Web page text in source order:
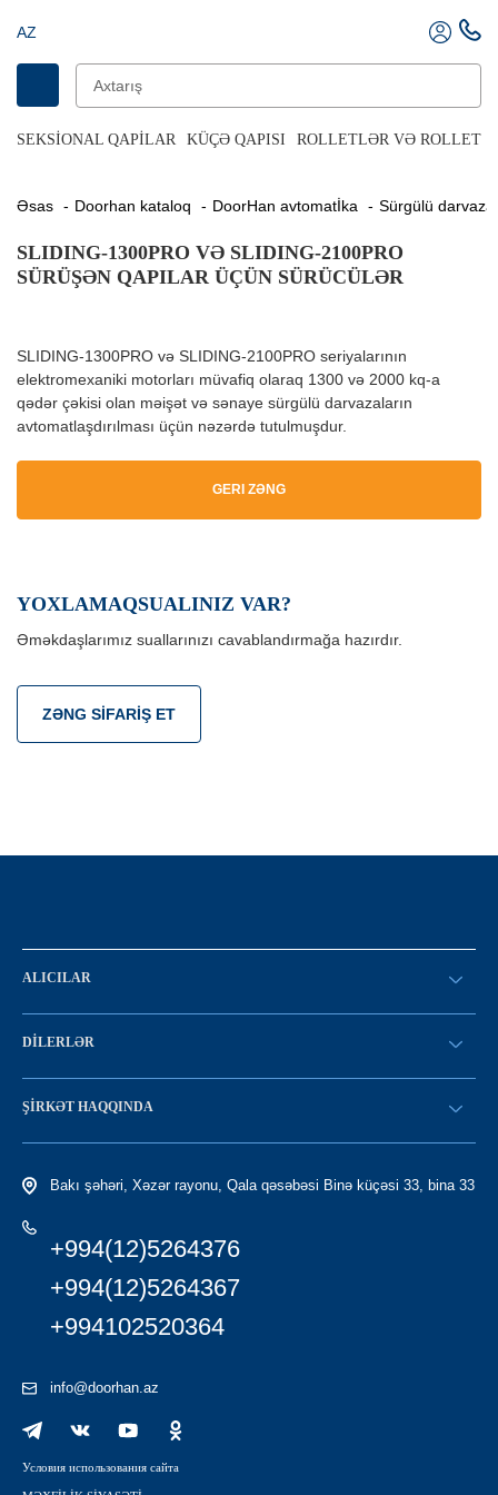
AZ
SEKSIONAL QAPILAR KÜÇƏ QAPISI ROLLETLƏR VƏ ROLLET
Əsas Doorhan kataloq DoorHan avtomatİka Sürgülü
SLIDING-1300PRO VƏ SLIDING-2100PRO
SÜRÜŞƏN QAPILAR ÜÇÜN SÜRÜCÜLƏR
SLIDING-1300PRO və SLIDING-2100PRO seriyalarının
elektromexaniki motorları müvafiq olaraq 1300 və 2000 kq-a
qədər çəkisi olan məişət və sənaye sürgülü darvazaların
avtomatlaşdırılması üçün nəzərdə tutulmuşdur.
GERI ZƏNG
YOXLAMAQSUALINIZ VAR?
Əməkdaşlarımız suallarınızı cavablandırmağa hazırdır.
ZƏNG SIFARIŞ ET
ALICILAR
SİFARİŞ VERİN
DILERLƏR
SATICI OLMAQ
LC-yə giriş
ŞIRKƏT HAQQINDA
Tariximiz
Bakı şəhəri, Xəzər rayonu, Qala qəsəbəsi Binə küçəsi 33, bina 33
+994(12)5264376
+994(12)5264367
+994102520364
info@doorhan.az
Условия использования сайта